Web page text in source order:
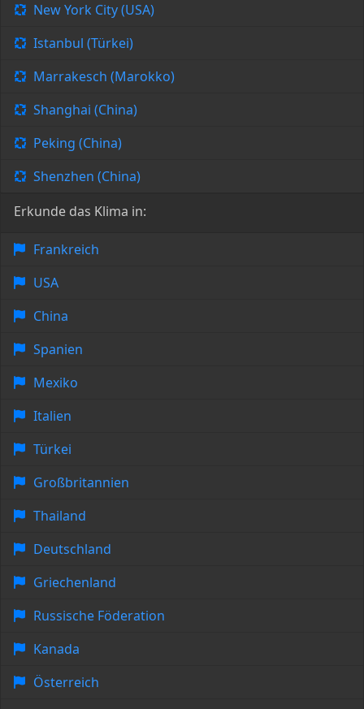
New York City (USA)
Istanbul (Türkei)
Marrakesch (Marokko)
Shanghai (China)
Peking (China)
Shenzhen (China)
Erkunde das Klima in:
Frankreich
USA
China
Spanien
Mexiko
Italien
Türkei
Großbritannien
Thailand
Deutschland
Griechenland
Russische Föderation
Kanada
Österreich